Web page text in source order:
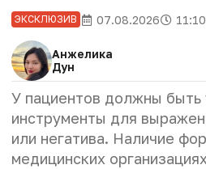
ЭКСКЛЮЗИВ 07.08.2026 11:10
Анжелика
Дун
У пациентов должны быть
инструменты для
или негатива. Наличие
медицинских